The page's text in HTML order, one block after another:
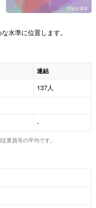
水準に位置します。
連結
137人
-
業員等の平均です。